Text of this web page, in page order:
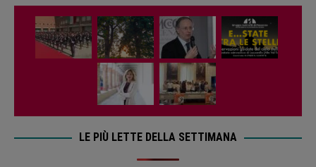
LE PIÙ LETTE DELLA SETTIMANA